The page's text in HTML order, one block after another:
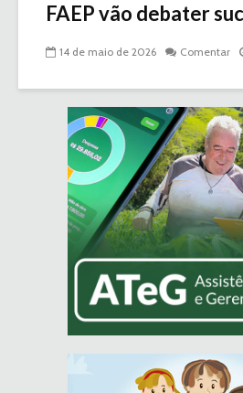
FAEP vão debater
14 de maio de 2026 Comentar